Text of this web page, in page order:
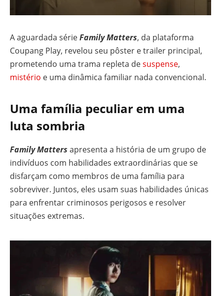
A aguardada sérieFamily Matters, da plataforma
Coupang Play, revelou seu pôster e trailer principal,
prometendo uma trama repleta desuspense,
mistério e uma dinâmica familiar nada convencional.
Uma família peculiar em uma
luta sombria
Family Matters apresenta a história de um grupo de
indivíduos com habilidades extraordinárias que se
disfarçam como membros de uma família para
sobreviver. Juntos, eles usam suas habilidades únicas
para enfrentar criminosos perigosos e resolver
situações extremas.